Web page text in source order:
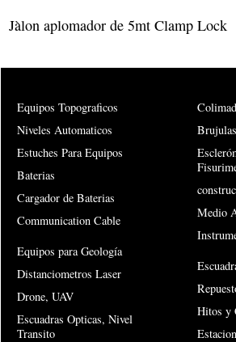
Jàlon aplomador de 5mt Clamp Lock
Equipos Topograficos
Niveles Automaticos
Estuches Para Equipos
Baterias
Cargador de Baterias
Communication Cable
Brujulas
Medio
Equipos para Geología
Distanciometros Laser
Drone, UAV
Escuadras Opticas, Nivel
Transito
Hitos y